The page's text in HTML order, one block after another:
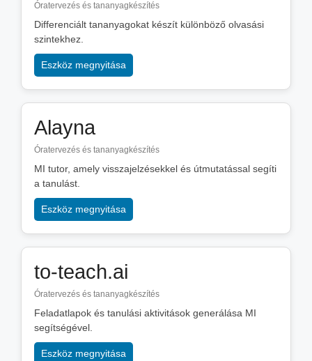
Óratervezés és tananyagkészítés
Differenciált tananyagokat készít különböző olvasási
szintekhez.
Eszköz megnyitása
Alayna
Óratervezés és tananyagkészítés
MI tutor, amely visszajelzésekkel és útmutatással segíti
a tanulást.
Eszköz megnyitása
to-teach.ai
Óratervezés és tananyagkészítés
Feladatlapok és tanulási aktivitások generálása MI
segítségével.
Eszköz megnyitása